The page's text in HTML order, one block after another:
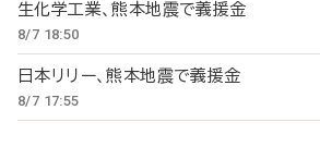
生化学工業、熊本地震で義援金
8/7 18:50
日本リリー、熊本地震で義援金
8/7 17:55